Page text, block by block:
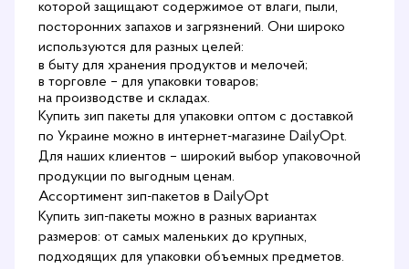
которой защищают содержимое от влаги, пыли,
посторонних запахов и загрязнений. Они широко
используются для разных целей:
в быту для хранения продуктов и мелочей;
в торговле – для упаковки товаров;
на производстве и складах.
Купить зип пакеты для упаковки оптом с доставкой
по Украине можно в интернет-магазине DailyOpt.
Для наших клиентов – широкий выбор упаковочной
продукции по выгодным ценам.
Ассортимент зип-пакетов в DailyOpt
Купить зип-пакеты можно в разных вариантах
размеров: от самых маленьких до крупных,
подходящих для упаковки объемных предметов.